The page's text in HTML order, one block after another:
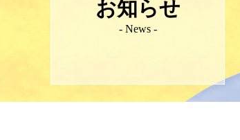
お知らせ
- News -